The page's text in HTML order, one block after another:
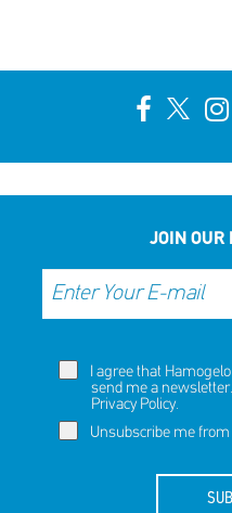
JOIN OUR
I agree that
send me a
Privacy Policy.
Unsubscribe me